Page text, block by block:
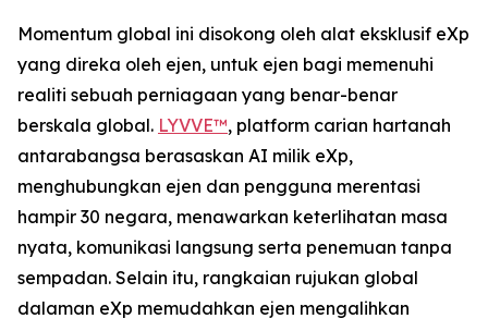
Momentum global ini disokong oleh alat eksklusif eXp
yang direka oleh ejen, untuk ejen bagi memenuhi
realiti sebuah perniagaan yang benar-benar
berskala global. LYVVE™, platform carian hartanah
antarabangsa berasaskan AI milik eXp,
menghubungkan ejen dan pengguna merentasi
hampir 30 negara, menawarkan keterlihatan masa
nyata, komunikasi langsung serta penemuan tanpa
sempadan. Selain itu, rangkaian rujukan global
dalaman eXp memudahkan ejen mengalihkan